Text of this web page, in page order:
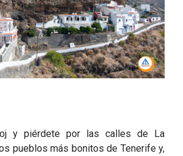
y piérdete por las calles de La
pueblos más bonitos de Tenerife y,